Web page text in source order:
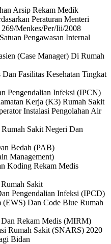
Arsip Rekam Medik
Peraturan Menteri
Menkes/Per/Iii/2008
Pengawasan Internal
(Case Manager) Di Rumah
Fasilitas Kesehatan Tingkat
Pengendalian Infeksi (IPCN)
Kerja (K3) Rumah Sakit
Instalasi Pengolahan Air
Sakit Negeri Dan
Bedah (PAB)
Management)
Koding Rekam Medis
Sakit
Pengendalian Infeksi (IPCD)
(EWS) Dan Code Blue Rumah
Dan Rekam Medis (MIRM)
Rumah Sakit (SNARS) 2020
Bidan